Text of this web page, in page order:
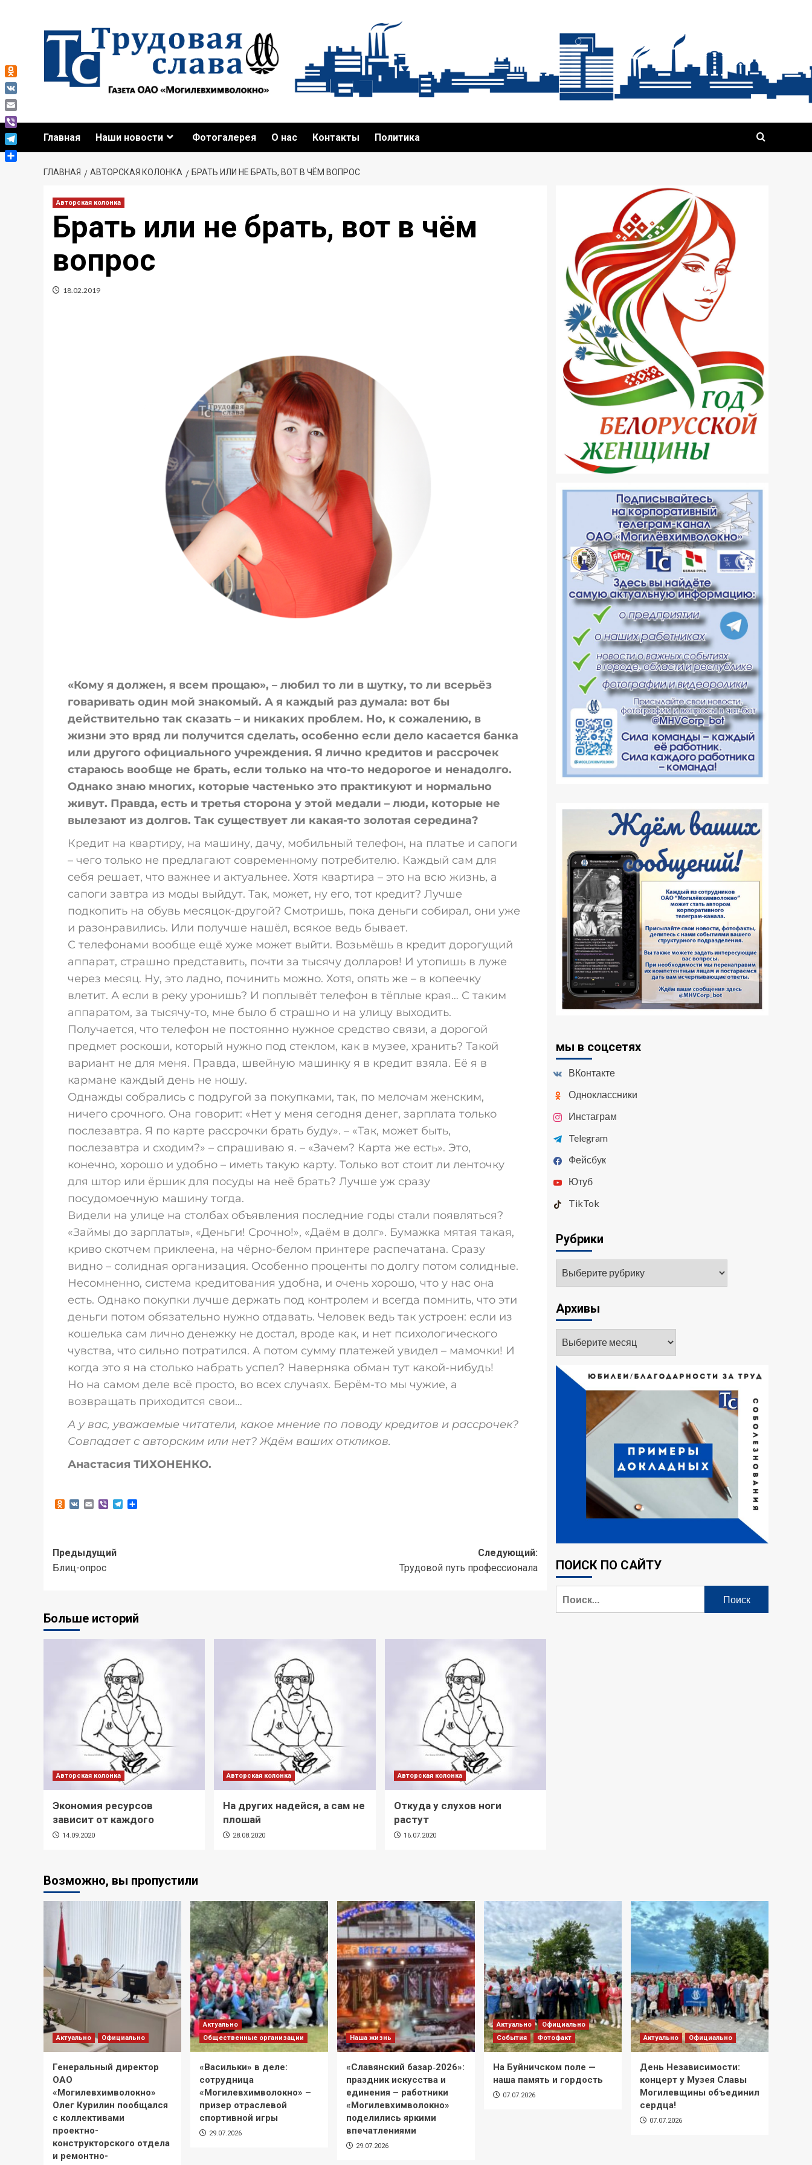
Главная Наши новости Фотогалерея О нас Контакты Политика
ГЛАВНАЯ АВТОРСКАЯ КОЛОНКА БРАТЬ ИЛИ НЕ БРАТЬ, ВОТ В ЧЁМ ВОПРОС
Авторская колонка
Брать или не брать, вот в чём
вопрос
18.02.2019
«Кому я должен, я всем прощаю», – любил то ли в шутку, то ли всерьёз
говаривать один мой знакомый. А я каждый раз думала: вот бы
действительно так сказать – и никаких проблем. Но, к сожалению, в
жизни это вряд ли получится сделать, особенно если дело касается банка
или другого официального учреждения. Я лично кредитов и рассрочек
стараюсь вообще не брать, если только на что-то недорогое и ненадолго.
Однако знаю многих, которые частенько это практикуют и нормально
живут. Правда, есть и третья сторона у этой медали – люди, которые не
вылезают из долгов. Так существует ли какая-то золотая середина?
Кредит на квартиру, на машину, дачу, мобильный телефон, на платье и сапоги
– чего только не предлагают современному потребителю. Каждый сам для
себя решает, что важнее и актуальнее. Хотя квартира – это на всю жизнь, а
сапоги завтра из моды выйдут. Так, может, ну его, тот кредит? Лучше
подкопить на обувь месяцок-другой? Смотришь, пока деньги собирал, они уже
и разонравились. Или получше нашёл, всякое ведь бывает.
С телефонами вообще ещё хуже может выйти. Возьмёшь в кредит дорогущий
аппарат, страшно представить, почти за тысячу долларов! И утопишь в луже
через месяц. Ну, это ладно, починить можно. Хотя, опять же – в копеечку
влетит. А если в реку уронишь? И поплывёт телефон в тёплые края… С таким
аппаратом, за тысячу-то, мне было б страшно и на улицу выходить.
Получается, что телефон не постоянно нужное средство связи, а дорогой
предмет роскоши, который нужно под стеклом, как в музее, хранить? Такой
вариант не для меня. Правда, швейную машинку я в кредит взяла. Её я в
кармане каждый день не ношу.
Однажды собрались с подругой за покупками, так, по мелочам женским,
ничего срочного. Она говорит: «Нет у меня сегодня денег, зарплата только
послезавтра. Я по карте рассрочки брать буду». – «Так, может быть,
послезавтра и сходим?» – спрашиваю я. – «Зачем? Карта же есть». Это,
конечно, хорошо и удобно – иметь такую карту. Только вот стоит ли ленточку
для штор или ёршик для посуды на неё брать? Лучше уж сразу
посудомоечную машину тогда.
Видели на улице на столбах объявления последние годы стали появляться?
«Займы до зарплаты», «Деньги! Срочно!», «Даём в долг». Бумажка мятая такая,
криво скотчем приклеена, на чёрно-белом принтере распечатана. Сразу
видно – солидная организация. Особенно проценты по долгу потом солидные.
Несомненно, система кредитования удобна, и очень хорошо, что у нас она
есть. Однако покупки лучше держать под контролем и всегда помнить, что эти
деньги потом обязательно нужно отдавать. Человек ведь так устроен: если из
кошелька сам лично денежку не достал, вроде как, и нет психологического
чувства, что сильно потратился. А потом сумму платежей увидел – мамочки! И
когда это я на столько набрать успел? Наверняка обман тут какой-нибудь!
Но на самом деле всё просто, во всех случаях. Берём-то мы чужие, а
возвращать приходится свои…
А у вас, уважаемые читатели, какое мнение по поводу кредитов и рассрочек?
Совпадает с авторским или нет? Ждём ваших откликов.
Анастасия ТИХОНЕНКО.
Odnoklassniki
VK EmailViberTelegram
Предыдущий
Блиц-опрос
Следующий:
Трудовой путь профессионала
Больше историй
Авторская колонка
Экономия ресурсов
зависит от каждого
14.09.2020
Авторская колонка
На других надейся, а сам не
плошай
28.08.2020
Авторская колонка
Откуда у слухов ноги
растут
16.07.2020
мы в соцсетях
ВКонтакте
Одноклассники
Инстаграм
Telegram
Фейсбук
Ютуб
TikTok
Рубрики
Архивы
ПОИСК ПО САЙТУ
Возможно, вы пропустили
Актуально Официально
Генеральный директор
ОАО
«Могилевхимволокно»
Олег Курилин пообщался
с коллективами
проектно-
конструкторского отдела
и ремонтно-
Актуально
Общественные организации
«Васильки» в деле:
сотрудница
«Могилевхимволокно» –
призер отраслевой
спортивной игры
29.07.2026
Наша жизнь
«Славянский базар‑2026»:
праздник искусства и
единения – работники
«Могилевхимволокно»
поделились яркими
впечатлениями
29.07.2026
Актуально
Официально
События
Фотофакт
На Буйничском поле —
наша память и гордость
07.07.2026
Актуально Официально
День Независимости:
концерт у Музея Славы
Могилевщины объединил
сердца!
07.07.2026
Odnoklassniki
VK
Email
Viber
Telegram
Отправить